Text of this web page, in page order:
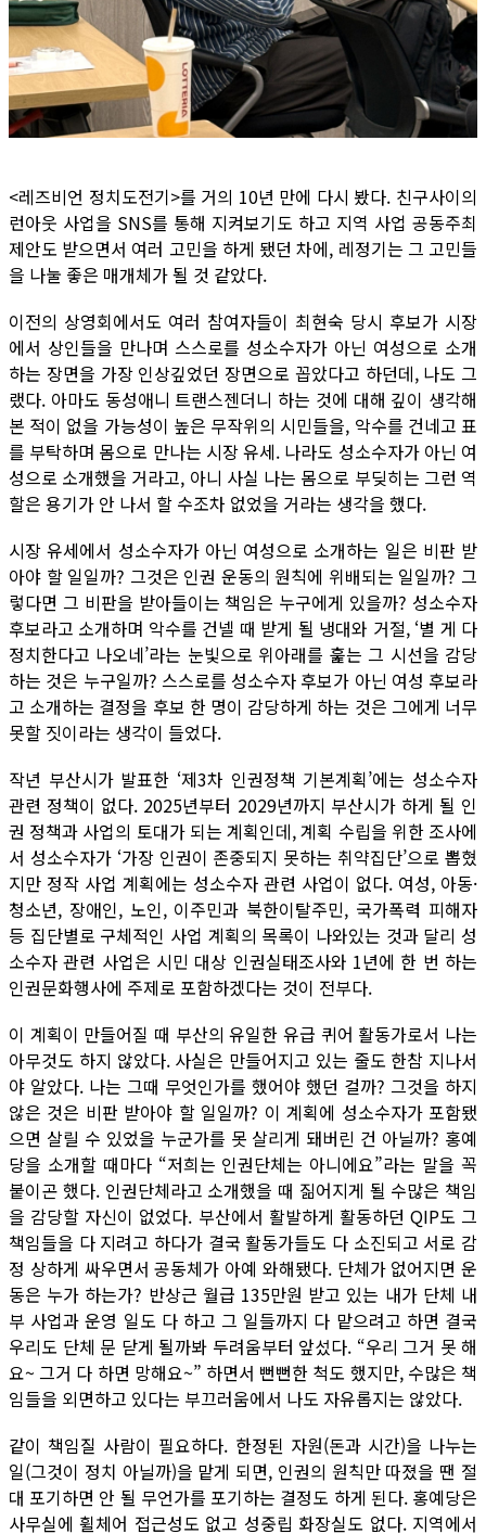
<레즈비언 정치도전기>를 거의 10년 만에 다시 봤다. 친구사이의
런아웃 사업을 SNS를 통해 지켜보기도 하고 지역 사업 공동주최
제안도 받으면서 여러 고민을 하게 됐던 차에, 레정기는 그 고민들
을 나눌 좋은 매개체가 될 것 같았다.
이전의 상영회에서도 여러 참여자들이 최현숙 당시 후보가 시장
에서 상인들을 만나며 스스로를 성소수자가 아닌 여성으로 소개
하는 장면을 가장 인상깊었던 장면으로 꼽았다고 하던데, 나도 그
랬다. 아마도 동성애니 트랜스젠더니 하는 것에 대해 깊이 생각해
본 적이 없을 가능성이 높은 무작위의 시민들을, 악수를 건네고 표
를 부탁하며 몸으로 만나는 시장 유세. 나라도 성소수자가 아닌 여
성으로 소개했을 거라고, 아니 사실 나는 몸으로 부딪히는 그런 역
할은 용기가 안 나서 할 수조차 없었을 거라는 생각을 했다.
시장 유세에서 성소수자가 아닌 여성으로 소개하는 일은 비판 받
아야 할 일일까? 그것은 인권 운동의 원칙에 위배되는 일일까? 그
렇다면 그 비판을 받아들이는 책임은 누구에게 있을까? 성소수자
후보라고 소개하며 악수를 건넬 때 받게 될 냉대와 거절, ‘별 게 다
정치한다고 나오네’라는 눈빛으로 위아래를 훑는 그 시선을 감당
하는 것은 누구일까? 스스로를 성소수자 후보가 아닌 여성 후보라
고 소개하는 결정을 후보 한 명이 감당하게 하는 것은 그에게 너무
못할 짓이라는 생각이 들었다.
작년 부산시가 발표한 ‘제3차 인권정책 기본계획’에는 성소수자
관련 정책이 없다. 2025년부터 2029년까지 부산시가 하게 될 인
권 정책과 사업의 토대가 되는 계획인데, 계획 수립을 위한 조사에
서 성소수자가 ‘가장 인권이 존중되지 못하는 취약집단’으로 뽑혔
지만 정작 사업 계획에는 성소수자 관련 사업이 없다. 여성, 아동·
청소년, 장애인, 노인, 이주민과 북한이탈주민, 국가폭력 피해자
등 집단별로 구체적인 사업 계획의 목록이 나와있는 것과 달리 성
소수자 관련 사업은 시민 대상 인권실태조사와 1년에 한 번 하는
인권문화행사에 주제로 포함하겠다는 것이 전부다.
이 계획이 만들어질 때 부산의 유일한 유급 퀴어 활동가로서 나는
아무것도 하지 않았다. 사실은 만들어지고 있는 줄도 한참 지나서
야 알았다. 나는 그때 무엇인가를 했어야 했던 걸까? 그것을 하지
않은 것은 비판 받아야 할 일일까? 이 계획에 성소수자가 포함됐
으면 살릴 수 있었을 누군가를 못 살리게 돼버린 건 아닐까? 홍예
당을 소개할 때마다 “저희는 인권단체는 아니에요”라는 말을 꼭
붙이곤 했다. 인권단체라고 소개했을 때 짊어지게 될 수많은 책임
을 감당할 자신이 없었다. 부산에서 활발하게 활동하던 QIP도 그
책임들을 다 지려고 하다가 결국 활동가들도 다 소진되고 서로 감
정 상하게 싸우면서 공동체가 아예 와해됐다. 단체가 없어지면 운
동은 누가 하는가? 반상근 월급 135만원 받고 있는 내가 단체 내
부 사업과 운영 일도 다 하고 그 일들까지 다 맡으려고 하면 결국
우리도 단체 문 닫게 될까봐 두려움부터 앞섰다. “우리 그거 못 해
요~ 그거 다 하면 망해요~” 하면서 뻔뻔한 척도 했지만, 수많은 책
임들을 외면하고 있다는 부끄러움에서 나도 자유롭지는 않았다.
같이 책임질 사람이 필요하다. 한정된 자원(돈과 시간)을 나누는
일(그것이 정치 아닐까)을 맡게 되면, 인권의 원칙만 따졌을 땐 절
대 포기하면 안 될 무언가를 포기하는 결정도 하게 된다. 홍예당은
사무실에 휠체어 접근성도 없고 성중립 화장실도 없다. 지역에서